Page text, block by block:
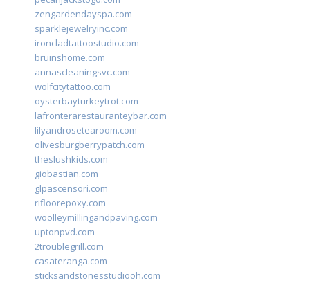
zengardendayspa.com
sparklejewelryinc.com
ironcladtattoostudio.com
bruinshome.com
annascleaningsvc.com
wolfcitytattoo.com
oysterbayturkeytrot.com
lafronterarestauranteybar.com
lilyandrosetearoom.com
olivesburgberrypatch.com
theslushkids.com
giobastian.com
glpascensori.com
rifloorepoxy.com
woolleymillingandpaving.com
uptonpvd.com
2troublegrill.com
casateranga.com
sticksandstonesstudiooh.com